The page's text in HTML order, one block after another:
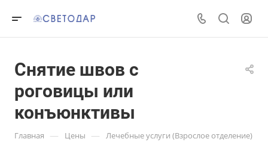
Снятие швов с
роговицы или
конъюнктивы
Главная — Цены — Лечебные услуги (Взрослое отделение)